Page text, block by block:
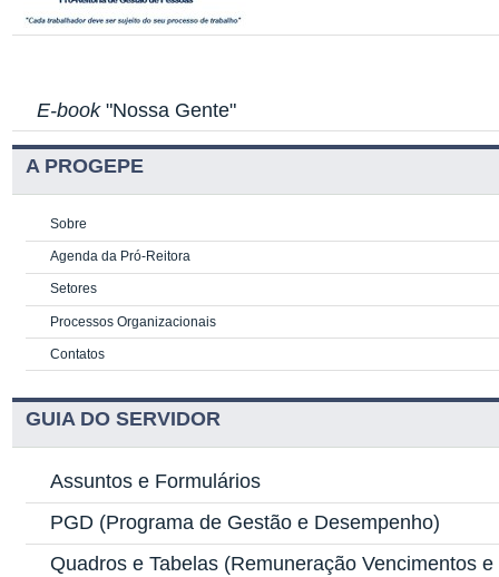
E-book"Nossa Gente"
A PROGEPE
Sobre
Agenda da Pró-Reitora
Setores
Processos Organizacionais
Contatos
GUIA DO SERVIDOR
Assuntos e Formulários
PGD (Programa de Gestão e Desempenho)
Quadros e Tabelas (Remuneração Vencimentos